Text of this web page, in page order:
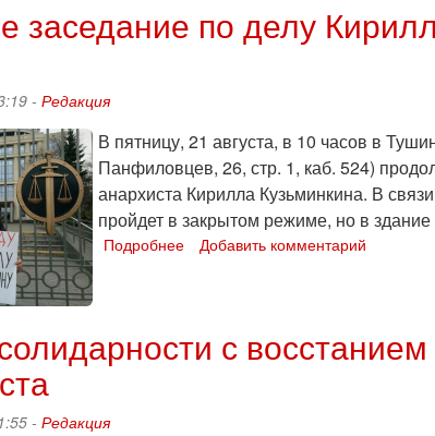
Азатом
Мифтаховым
заседание по делу
- Редакция
В пятницу, 21 августа, в 10 часов в
Панфиловцев, 26, стр. 1, каб. 524)
анархиста Кирилла Кузьминкина. В
пройдет в закрытом режиме, но в
Подробнее
Кирилла
Добавить комментарий
с
- Редакция